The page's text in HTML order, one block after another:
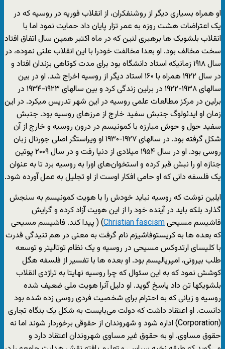
او همراه بسیاری دیگر از روشنفکران، از انقلاب فوریه در روسیه که در
یک اعتراضات هشت روزه به عمر تزار پایان داد حمایت نمود اما با
انقلاب بلشویک ها برهبری لنین که در ماه اکتبر همین سال اتفاق افتاد
سخت مخالف بود. او بعدا مخالفت خودرا با این انقلاب علنی نموده، در
سال ۱۹۱۸ زمانیکه استاد دانشگاه بود برای مدت کوتاهی بزندان افتاد و
در سال ۱۹۲۲ همراه با ۱۶۰ استاد دیگر از روسیه اخراج شد. او در بین
سالهای ۱۹۳۸-۱۹۲۲ در برلین زندگی کرد و بین سالهای ۱۹۲۳-۱۹۳۴ در
برلین در مرکز مطالعات علمی روسیه در این شهر تدریس میکرد. در این
زمان او ایدئولوگ جنبش سفید خارج از مرزهای روسیه بود. جنبش
سفید حول و حوش مبارزه با کمونیسم در درون روسیه و خارج از آن
شکل گرفته بود. در سالهای ۱۹۲۷-۱۹۳۰ او ویراستگر اصلی جورنال زبان
روسی بود. او در سال ۱۹۵۴ میلادی از دنیا رفت و در سال ۲۰۰۹ پوتین
جنازه او را نبش قبر کرده و استخوان‌های اورا به روسیه برد تا به عنوان
یک فلسفه دانی که او حامی افکار اوست از او تجلیل به عمل آورده شود.
ایلین نوشت که روسیه نباید خودش را با هویت کمونیسم به سنجش
گذارد بلکه باید در آینده خود را از این هویت آزاد کرده و گرایش
فاشیسم مسیحیChristian fascism) ( پیدا کند. فاشیسم مسیحی
که بعده ها به کریستوفاشیزم نام گرفت به معنی در هم تنیدگی قدرت
با کلیسای ارتدوکس مسیحی در روسیه و یک نظام توتالیتر و توسعه
طلب بیرونی، امپریالیسم بود. او بعده ها با تفسیر از فلسفه هگل
کوشش نمود که به این سئوال که چرا روسیه نهایتا به تراژدی انقلاب
بلشویکها تن داد پاسخ گوید. او دلیل آنرا هویت ملی ضعیف شده
روسیه و زیانی که به احترام برای شخصیت فردی روسی زده شده بود
دانست. او اعتقاد داشت که دولت می‌بایست به شکل یک بنگاه تجاری
(Corporation) اداره شود و شهروندان از حقوقی برخوردار شوند اما نه
حقوق مساوی. او به حقوق غیر مساوی شهروندان اعتقاد دارد و